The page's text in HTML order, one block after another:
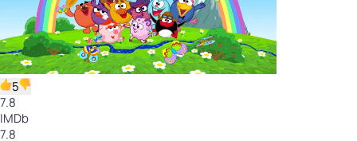
5
7.8
IMDb
7.8